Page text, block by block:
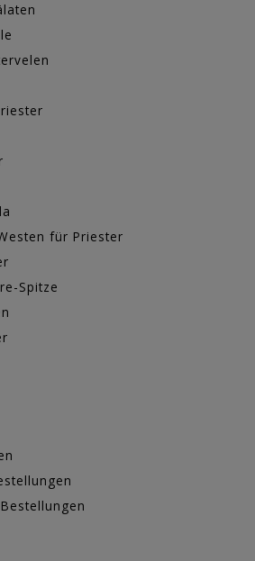
für Priester
Spitze